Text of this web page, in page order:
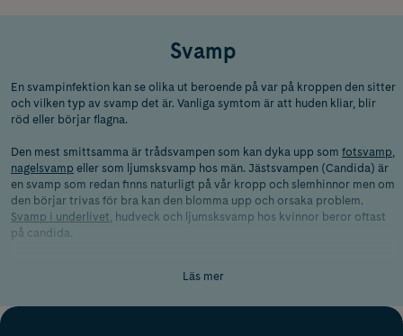
Svamp
En svampinfektion kan se olika ut beroende på var på kroppen den sitter
och vilken typ av svamp det är. Vanliga symtom är att huden kliar, blir
röd eller börjar flagna.
Den mest smittsamma är trådsvampen som kan dyka upp som fotsvamp,
nagelsvamp eller som ljumsksvamp hos män. Jästsvampen (Candida) är
en svamp som redan finns naturligt på vår kropp och slemhinnor men om
den börjar trivas för bra kan den blomma upp och orsaka problem.
Svamp i underlivet, hudveck och ljumsksvamp hos kvinnor beror oftast
på candida.
Så minskar du risken för svamp
Läs mer